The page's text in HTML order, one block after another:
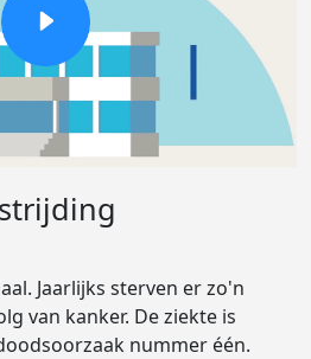
Jaarlijks sterven er zo'n
van kanker. De ziekte is
nummer één.